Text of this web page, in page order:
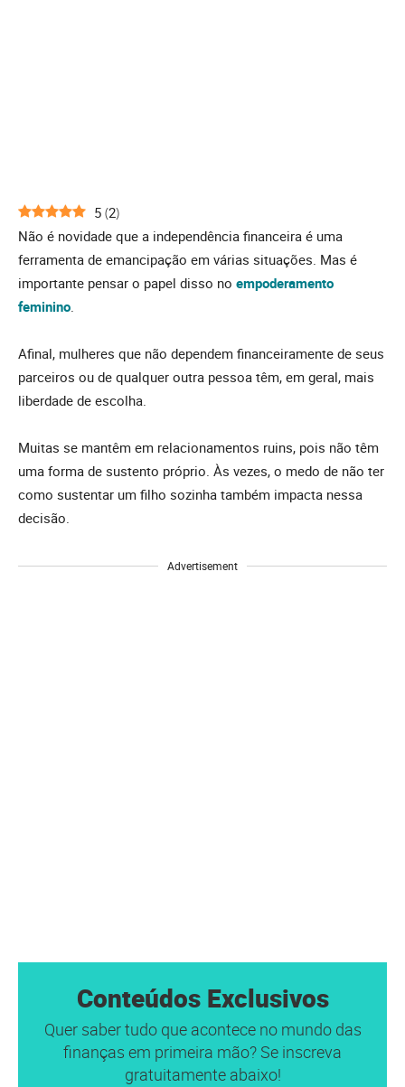
5 (2)
Não é novidade que a independência financeira é uma
ferramenta de emancipação em várias situações. Mas é
importante pensar o papel disso no empoderamento
feminino.
Afinal, mulheres que não dependem financeiramente de seus
parceiros ou de qualquer outra pessoa têm, em geral, mais
liberdade de escolha.
Muitas se mantêm em relacionamentos ruins, pois não têm
uma forma de sustento próprio. Às vezes, o medo de não ter
como sustentar um filho sozinha também impacta nessa
decisão.
Advertisement
Conteúdos Exclusivos
Quer saber tudo que acontece no mundo das
finanças em primeira mão? Se inscreva
gratuitamente abaixo!